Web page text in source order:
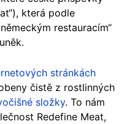
která podle
restauracím“
stránkách
čistě z rostlinných
složky. To nám
Redefine Meat,